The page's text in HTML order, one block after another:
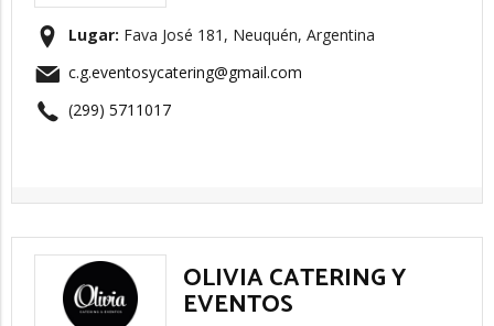
Lugar: Fava José 181, Neuquén, Argentina
c.g.eventosycatering@gmail.com
(299) 5711017
OLIVIA CATERING Y
EVENTOS